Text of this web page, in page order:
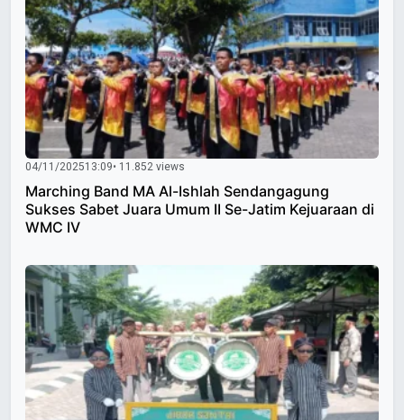
04/11/202513:09• 11.852 views
Marching Band MA Al-Ishlah Sendangagung
Sukses Sabet Juara Umum II Se-Jatim Kejuaraan di
WMC IV